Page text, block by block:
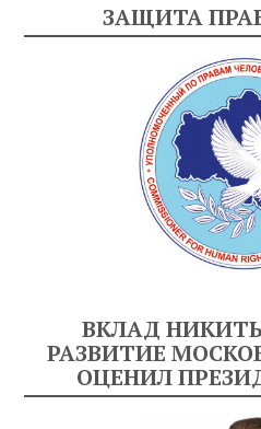
ЗАЩИТА
ВКЛАД
РАЗВИТИЕ
ОЦЕНИЛ